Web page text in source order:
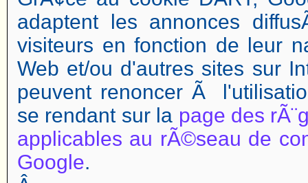
adaptent les annonces
visiteurs en fonction de leur
Web et/ou d'autres sites sur
peuvent renoncer Ã
se rendant sur la page des
applicables au rÃ©seau de
Google.